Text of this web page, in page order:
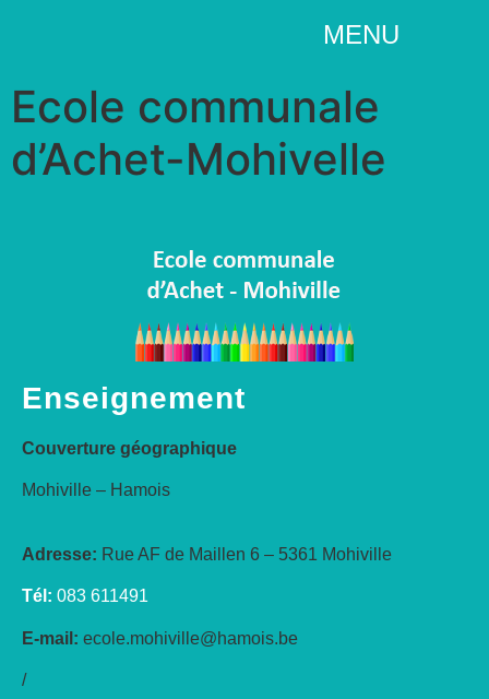
MENU
Ecole communale
d’Achet-Mohivelle
Enseignement
Couverture géographique
Mohiville – Hamois
Adresse: Rue AF de Maillen 6 – 5361 Mohiville
Tél: 083 611491
E-mail: ecole.mohiville@hamois.be
/